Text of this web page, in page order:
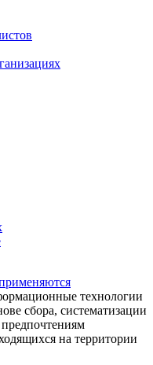
технологии
сбора, систематизации
на территории